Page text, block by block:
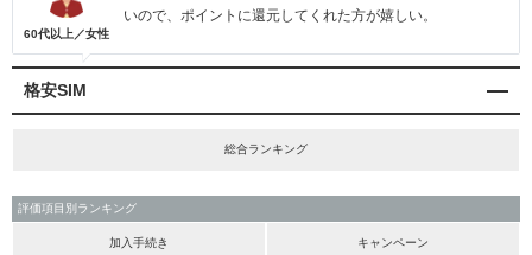
60代以上／女性
いので、ポイントに還元してくれた方が嬉しい。
格安SIM
総合ランキング
評価項目別ランキング
加入手続き キャンペーン